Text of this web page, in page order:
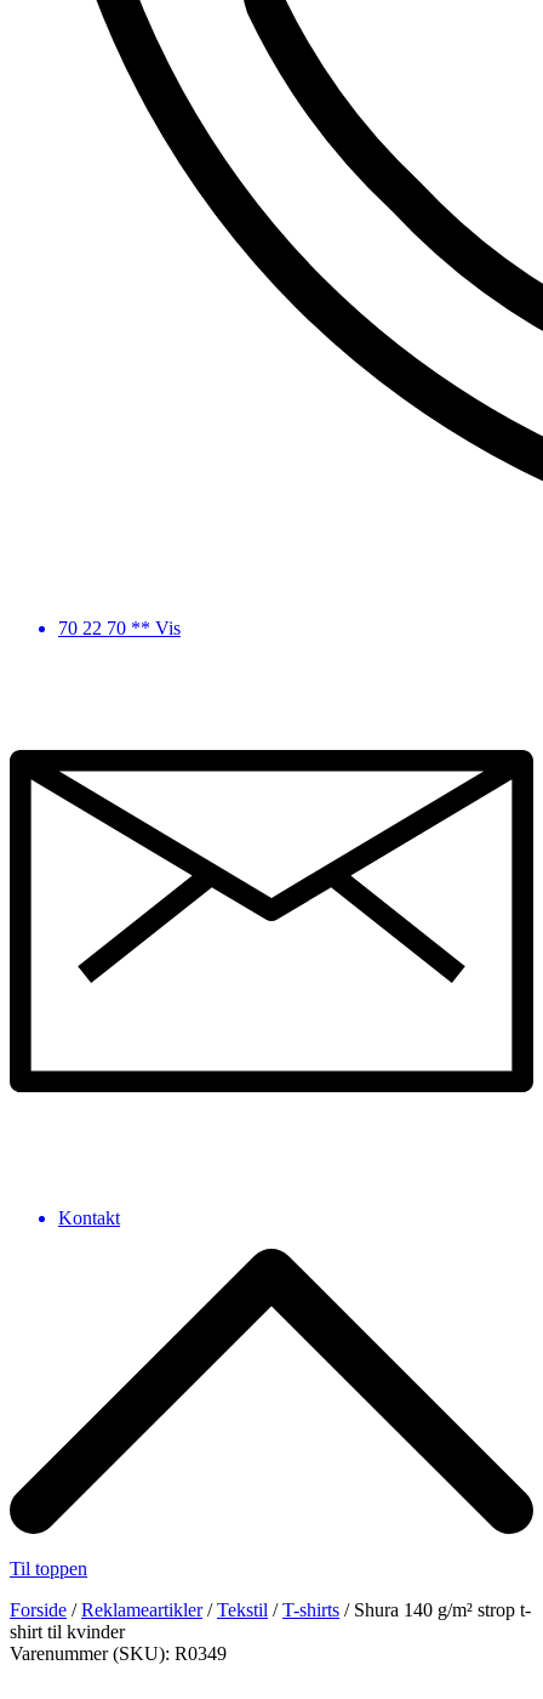
70 22 70 ** Vis
Kontakt
Til toppen
Forside /Reklameartikler/Tekstil /T-shirts / Shura 140 g/m² strop t-
shirt til kvinder
Varenummer (SKU): R0349